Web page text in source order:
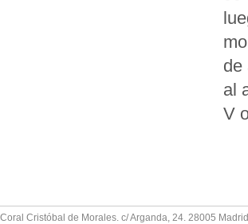
de
al
V
Coral Cristóbal de Morales. c/ Arganda, 24. 28005